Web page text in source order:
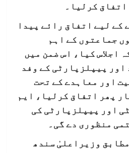
اتفاق کرلیا۔
کے لیے اتفاق رائے پیدا
جماعتوں کے اہم
اجلاس کیا، اس ضمن میں
اور پیپلزپارٹی کے وفد
اور معاہدے کے تحت
پھر اتفاق کرلیا، ایم
اور پیپلزپارٹی کی
منظوری دے گی۔
وزیراعلیٰ سندھ